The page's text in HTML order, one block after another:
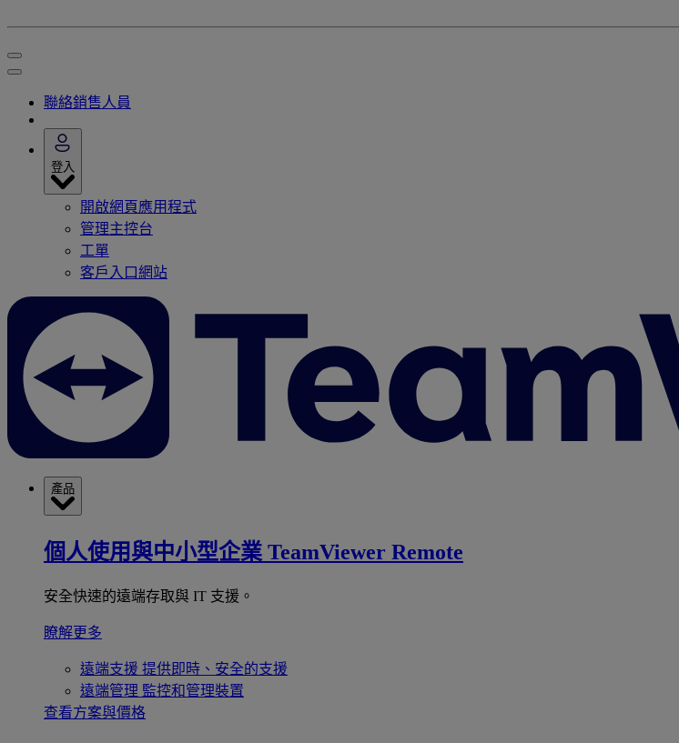
聯絡銷售人員
登入
開啟網頁應用程式
管理主控台
工單
客戶入口網站
產品
個人使用與中小型企業 TeamViewer Remote
安全快速的遠端存取與 IT 支援。
瞭解更多
遠端支援 提供即時、安全的支援
遠端管理 監控和管理裝置
查看方案與價格